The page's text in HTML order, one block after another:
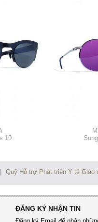
10
Quỹ Hỗ trợ Phát triển Y tế Giáo
ĐĂNG KÝ NHẬN TIN